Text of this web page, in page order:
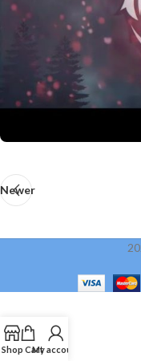
Newer
Shop Cart
My account